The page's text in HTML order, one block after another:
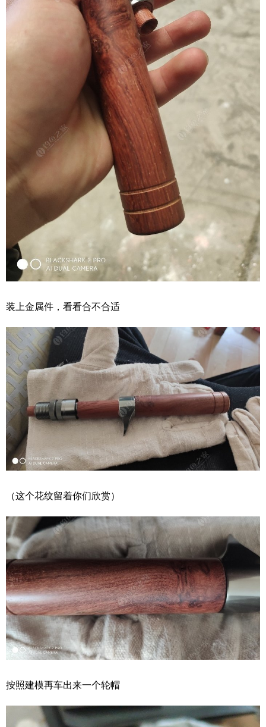
装上金属件，看看合不合适
（这个花纹留着你们欣赏）
按照建模再车出来一个轮帽